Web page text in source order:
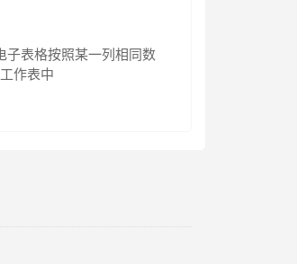
子表格按照某一列相同数
作表中